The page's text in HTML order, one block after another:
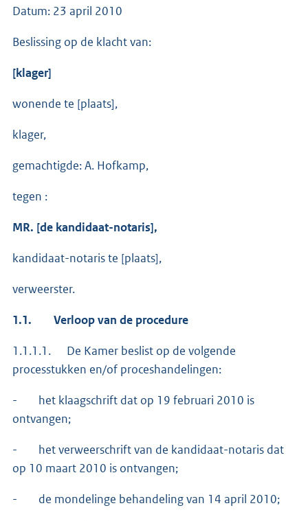
Datum: 23 april 2010
Beslissing op de klacht van:
[klager]
wonende te [plaats],
klager,
gemachtigde: A. Hofkamp,
tegen :
MR. [de kandidaat-notaris],
kandidaat-notaris te [plaats],
verweerster.
1.1. Verloop van de procedure
1.1.1.1. De Kamer beslist op de volgende
processtukken en/of proceshandelingen:
- het klaagschrift dat op 19 februari 2010 is
ontvangen;
- het verweerschrift van de kandidaat-notaris dat
op 10 maart 2010 is ontvangen;
- de mondelinge behandeling van 14 april 2010;